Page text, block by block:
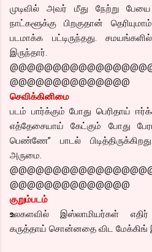
முடிவில் அவர் மீது நேற்று
நாட்களூக்கு பிறகுதான்
படமாக்க பட்டிருந்தது.
இருந்தார்.
@@@@@@@@@@@@@@
செவிக்கினிமை
படம் பார்க்கும் போது பெரிதாய்
எத்தேசையாய் கேட்கும் போது
பெண்ணே” பாடல்
அருமை.
@@@@@@@@@@@@@@
குறும்படம்
உலகளவில் இஸ்லாமியர்கள்
கருத்தாய் சொன்னதை விட மேக்கிங்